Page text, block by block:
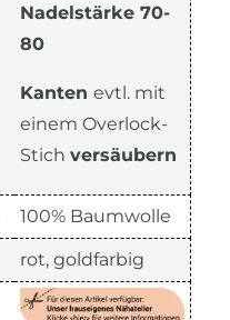
Nadelstärke 70-
80
Kanten evtl. mit
einem Overlock-
Stich versäubern
100% Baumwolle
rot, goldfarbig